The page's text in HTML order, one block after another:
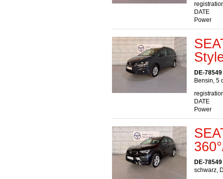
DATE
Power
DE-
Bensin, 5
DATE
Power
DE-
schwarz,